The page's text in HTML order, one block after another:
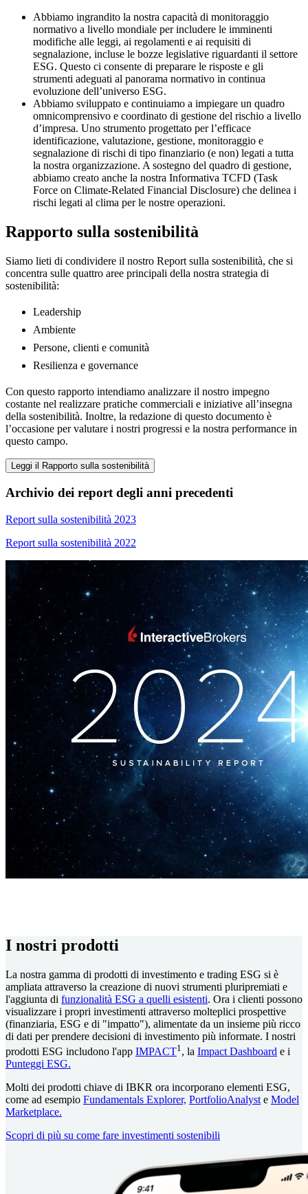
Abbiamo ingrandito la nostra capacità di monitoraggio
normativo a livello mondiale per includere le imminenti
modifiche alle leggi, ai regolamenti e ai requisiti di
segnalazione, incluse le bozze legislative riguardanti il settore
ESG. Questo ci consente di preparare le risposte e gli
strumenti adeguati al panorama normativo in continua
evoluzione dell’universo ESG.
Abbiamo sviluppato e continuiamo a impiegare un quadro
omnicomprensivo e coordinato di gestione del rischio a livello
d’impresa. Uno strumento progettato per l’efficace
identificazione, valutazione, gestione, monitoraggio e
segnalazione di rischi di tipo finanziario (e non) legati a tutta
la nostra organizzazione. A sostegno del quadro di gestione,
abbiamo creato anche la nostra Informativa TCFD (Task
Force on Climate-Related Financial Disclosure) che delinea i
rischi legati al clima per le nostre operazioni.
Rapporto sulla sostenibilità
Siamo lieti di condividere il nostro Report sulla sostenibilità, che si
concentra sulle quattro aree principali della nostra strategia di
sostenibilità:
Leadership
Ambiente
Persone, clienti e comunità
Resilienza e governance
Con questo rapporto intendiamo analizzare il nostro impegno
costante nel realizzare pratiche commerciali e iniziative all’insegna
della sostenibilità. Inoltre, la redazione di questo documento è
l’occasione per valutare i nostri progressi e la nostra performance in
questo campo.
Leggi il Rapporto sulla sostenibilità
Archivio dei report degli anni precedenti
Report sulla sostenibilità 2023
Report sulla sostenibilità 2022
I nostri prodotti
La nostra gamma di prodotti di investimento e trading ESG si è
ampliata attraverso la creazione di nuovi strumenti pluripremiati e
l'aggiunta di funzionalità ESG a quelli esistenti. Ora i clienti possono
visualizzare i propri investimenti attraverso molteplici prospettive
(finanziaria, ESG e di "impatto"), alimentate da un insieme più ricco
di dati per prendere decisioni di investimento più informate. I nostri
prodotti ESG includono l'app IMPACT1 , la Impact Dashboard e i
Punteggi ESG.
Molti dei prodotti chiave di IBKR ora incorporano elementi ESG,
come ad esempio Fundamentals Explorer, PortfolioAnalyst e Model
Marketplace.
Scopri di più su come fare investimenti sostenibili